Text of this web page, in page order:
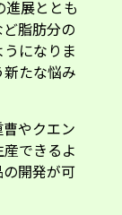
展ととも
脂肪分の
になりま
たな悩み
やクエン
できるよ
開発が可